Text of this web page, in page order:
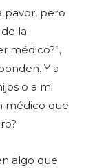
pavor, pero
la
médico?”,
Y a
o a mi
médico que
algo que